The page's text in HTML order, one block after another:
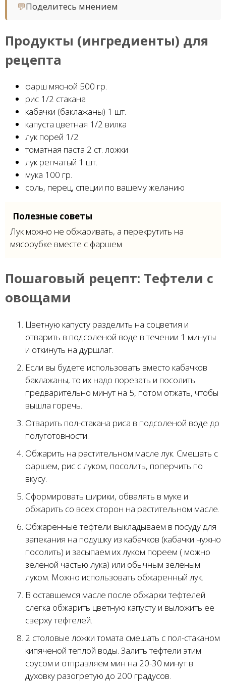
💬Поделитесь мнением
Продукты (ингредиенты) для
рецепта
фарш мясной 500 гр.
рис 1/2 стакана
кабачки (баклажаны) 1 шт.
капуста цветная 1/2 вилка
лук порей 1/2
томатная паста 2 ст. ложки
лук репчатый 1 шт.
мука 100 гр.
соль, перец, специи по вашему желанию
Полезные советы
Лук можно не обжаривать, а перекрутить на
мясорубке вместе с фаршем
Пошаговый рецепт: Тефтели с
овощами
Цветную капусту разделить на соцветия и
отварить в подсоленой воде в течении 1 минуты
и откинуть на дуршлаг.
Если вы будете использовать вместо кабачков
баклажаны, то их надо порезать и посолить
предварительно минут на 5, потом отжать, чтобы
вышла горечь.
Отварить пол-стакана риса в подсоленой воде до
полуготовности.
Обжарить на растительном масле лук. Смешать с
фаршем, рис с луком, посолить, поперчить по
вкусу.
Сформировать ширики, обвалять в муке и
обжарить со всех сторон на растительном масле.
Обжаренные тефтели выкладываем в посуду для
запекания на подушку из кабачков (кабачки нужно
посолить) и засыпаем их луком пореем ( можно
зеленой частью лука) или обычным зеленым
луком. Можно использовать обжаренный лук.
В оставшемся масле после обжарки тефтелей
слегка обжарить цветную капусту и выложить ее
сверху тефтелей.
2 столовые ложки томата смешать с пол-стаканом
кипяченой теплой воды. Залить тефтели этим
соусом и отправляем мин на 20-30 минут в
духовку разогретую до 200 градусов.